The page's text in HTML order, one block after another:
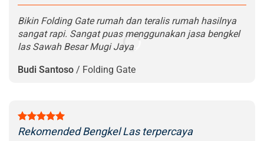
Bikin Folding Gate rumah dan teralis rumah hasilnya
sangat rapi. Sangat puas menggunakan jasa bengkel
las Sawah Besar Mugi Jaya.
Budi Santoso / Folding Gate
Rekomended Bengkel Las terpercaya